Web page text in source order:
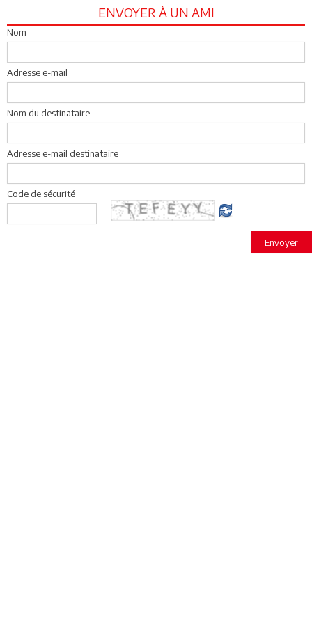
ENVOYER À UN AMI
Nom
Adresse e-mail
Nom du destinataire
Adresse e-mail destinataire
Code de sécurité
Envoyer